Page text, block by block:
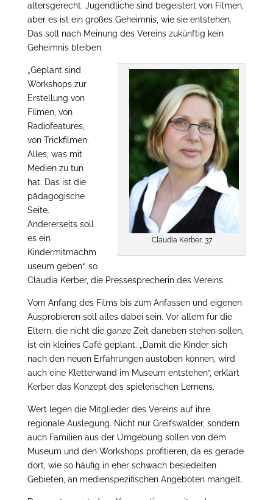
altersgerecht. Jugendliche sind begeistert von Filmen,
aber es ist ein großes Geheimnis, wie sie entstehen.
Das soll nach Meinung des Vereins zukünftig kein
Geheimnis bleiben.
Claudia Kerber, 37
„Geplant sind
Workshops zur
Erstellung von
Filmen, von
Radiofeatures,
von Trickfilmen.
Alles, was mit
Medien zu tun
hat. Das ist die
pädagogische
Seite.
Andererseits soll
es ein
Kindermitmachm
useum geben“, so
Claudia Kerber, die Pressesprecherin des Vereins.
Vom Anfang des Films bis zum Anfassen und eigenen
Ausprobieren soll alles dabei sein. Vor allem für die
Eltern, die nicht die ganze Zeit daneben stehen sollen,
ist ein kleines Café geplant. „Damit die Kinder sich
nach den neuen Erfahrungen austoben können, wird
auch eine Kletterwand im Museum entstehen“, erklärt
Kerber das Konzept des spielerischen Lernens.
Wert legen die Mitglieder des Vereins auf ihre
regionale Auslegung. Nicht nur Greifswalder, sondern
auch Familien aus der Umgebung sollen von dem
Museum und den Workshops profitieren, da es gerade
dort, wie so häufig in eher schwach besiedelten
Gebieten, an medienspezifischen Angeboten mangelt.